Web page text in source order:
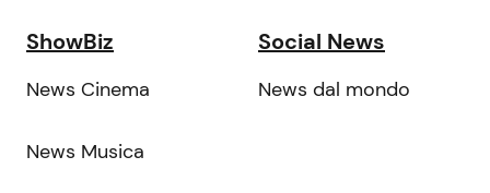
ShowBiz
News Cinema
News Musica
Social News
News dal mondo